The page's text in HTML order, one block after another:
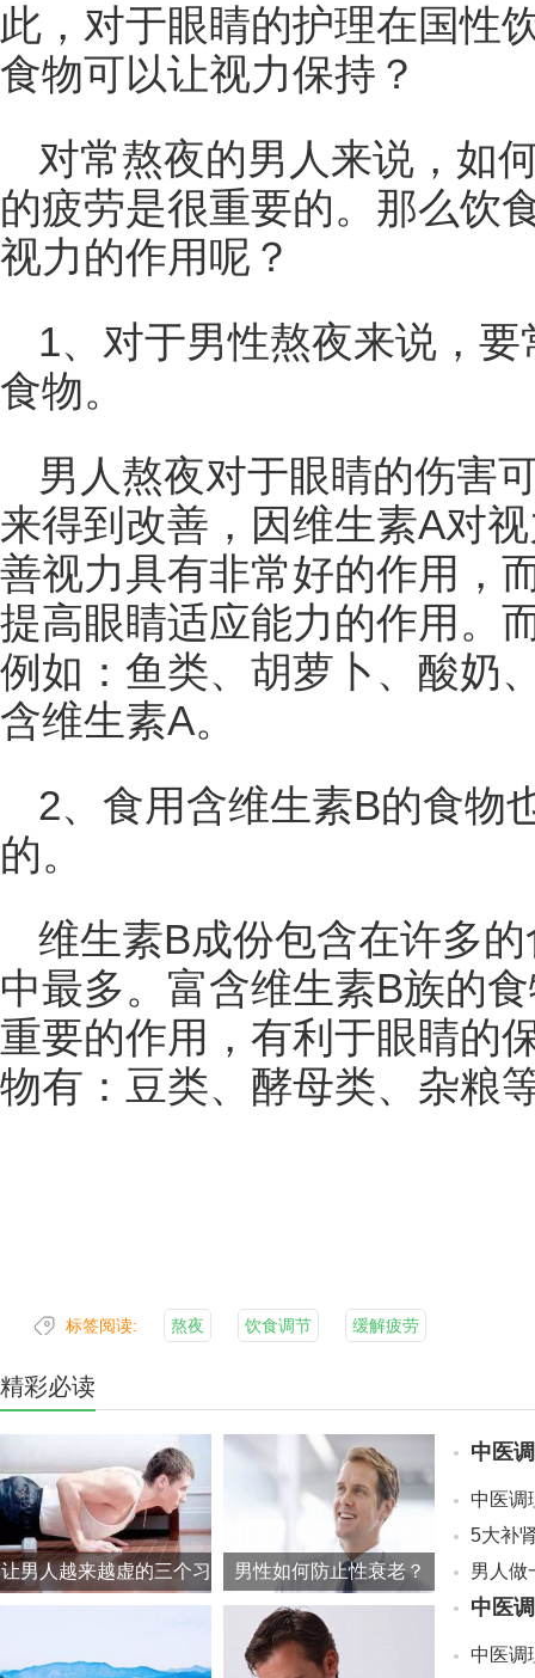
此，对于眼睛的护理在国性
食物可以让视力保持？
对常熬夜的男人来说，如
的疲劳是很重要的。那么饮
视力的作用呢？
1、对于男性熬夜来说，
食物。
男人熬夜对于眼睛的伤害
来得到改善，因维生素A对
善视力具有非常好的作用，
提高眼睛适应能力的作用。
例如：鱼类、胡萝卜、酸奶
含维生素A。
2、食用含维生素B的食物
的。
维生素B成份包含在许多
中最多。富含维生素B族的
重要的作用，有利于眼睛的
物有：豆类、酵母类、杂粮
标签阅读: 熬夜 饮食调节 缓解疲劳
精彩必读
让男人越来越虚的三个习
惯
男性如何防止性衰老？
中医
5大补
男人做
中医